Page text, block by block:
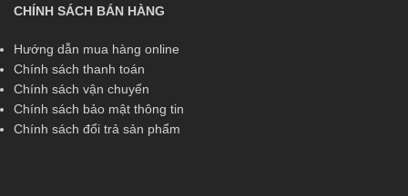
CHÍNH SÁCH BÁN HÀNG
Hướng dẫn mua hàng online
Chính sách thanh toán
Chính sách vận chuyển
Chính sách bảo mật thông tin
Chính sách đổi trả sản phẩm